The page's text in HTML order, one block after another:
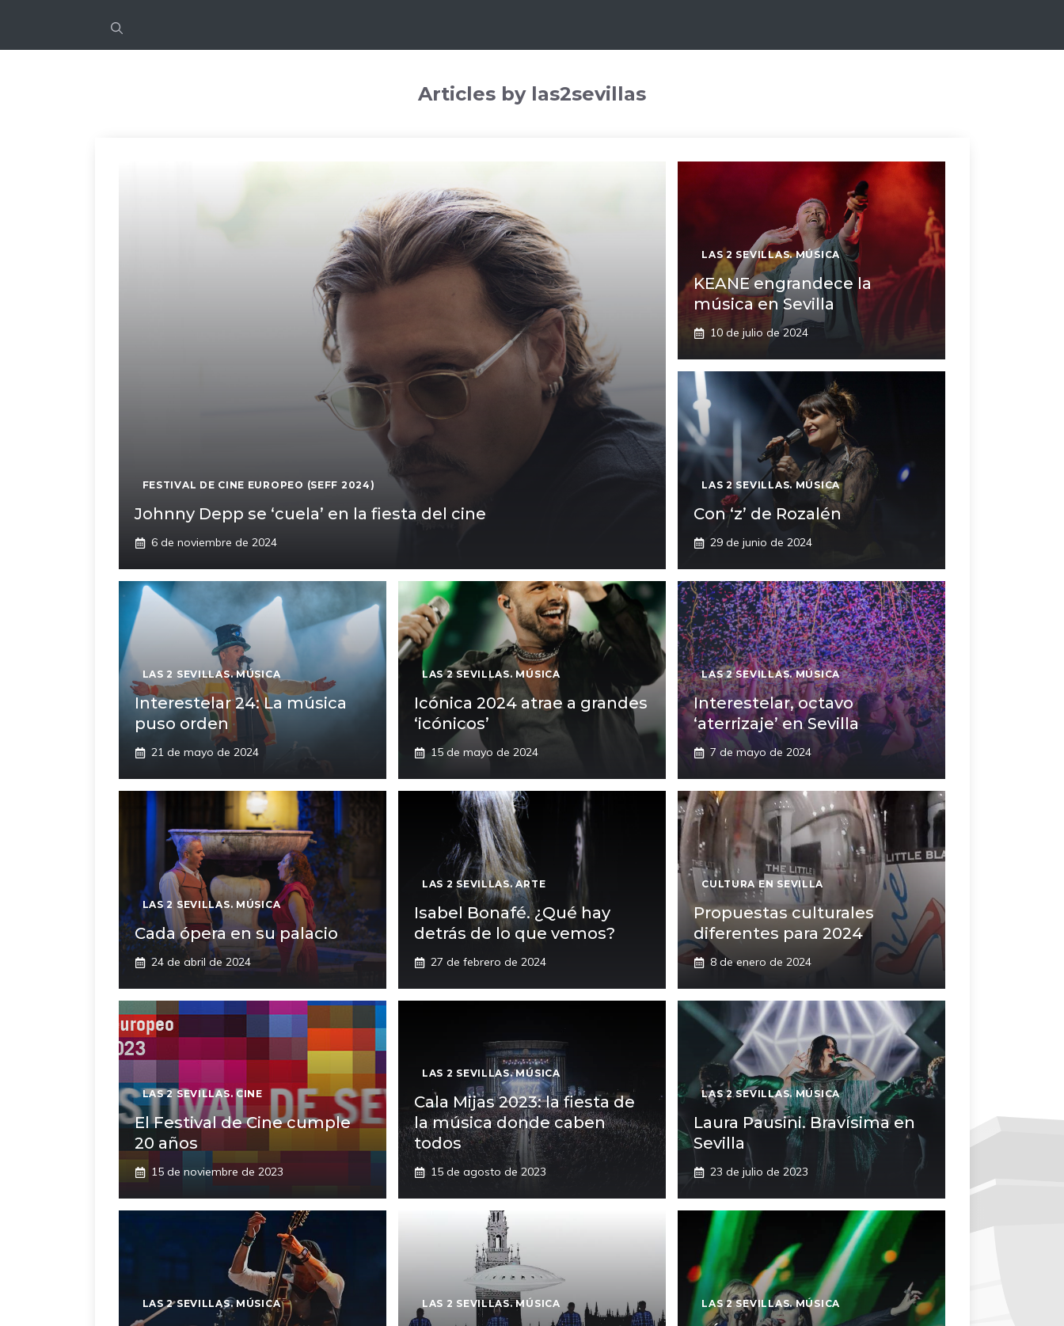
Articles by las2sevillas
FESTIVAL DE CINE EUROPEO (SEFF 2024)
Johnny Depp se ‘cuela’ en la fiesta del cine
6 de noviembre de 2024
LAS 2 SEVILLAS. MÚSICA
KEANE engrandece la
música en Sevilla
10 de julio de 2024
LAS 2 SEVILLAS. MÚSICA
Con ‘z’ de Rozalén
29 de junio de 2024
LAS 2 SEVILLAS. MÚSICA
Interestelar 24: La música
puso orden
21 de mayo de 2024
LAS 2 SEVILLAS. MÚSICA
Icónica 2024 atrae a grandes
‘icónicos’
15 de mayo de 2024
LAS 2 SEVILLAS. MÚSICA
Interestelar, octavo
‘aterrizaje’ en Sevilla
7 de mayo de 2024
LAS 2 SEVILLAS. MÚSICA
Cada ópera en su palacio
24 de abril de 2024
LAS 2 SEVILLAS. ARTE
Isabel Bonafé. ¿Qué hay
detrás de lo que vemos?
27 de febrero de 2024
CULTURA EN SEVILLA
Propuestas culturales
diferentes para 2024
8 de enero de 2024
LAS 2 SEVILLAS. CINE
El Festival de Cine cumple
20 años
15 de noviembre de 2023
LAS 2 SEVILLAS. MÚSICA
Cala Mijas 2023: la fiesta de
la música donde caben
todos
15 de agosto de 2023
LAS 2 SEVILLAS. MÚSICA
Laura Pausini. Bravísima en
Sevilla
23 de julio de 2023
LAS 2 SEVILLAS. MÚSICA LAS 2 SEVILLAS. MÚSICA LAS 2 SEVILLAS. MÚSICA